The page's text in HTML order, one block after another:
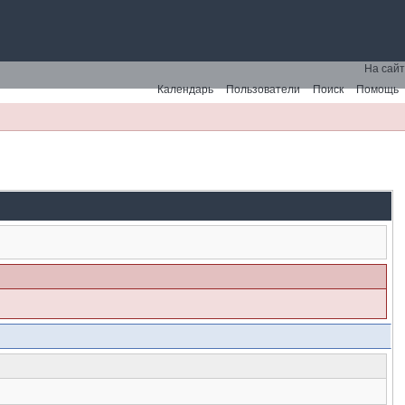
На сайт
Помощь
Поиск
Пользователи
Календарь